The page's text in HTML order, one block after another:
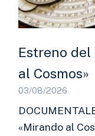
Estreno
al Cosmos»
03/08/2026
«Mirando al